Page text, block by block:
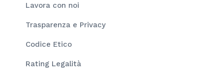
Lavora con noi
Trasparenza e Privacy
Codice Etico
Rating Legalità